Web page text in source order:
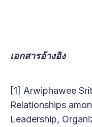
เอกสารอ้างอิง
[1] Arwiphawee
Relationships
Leadership,